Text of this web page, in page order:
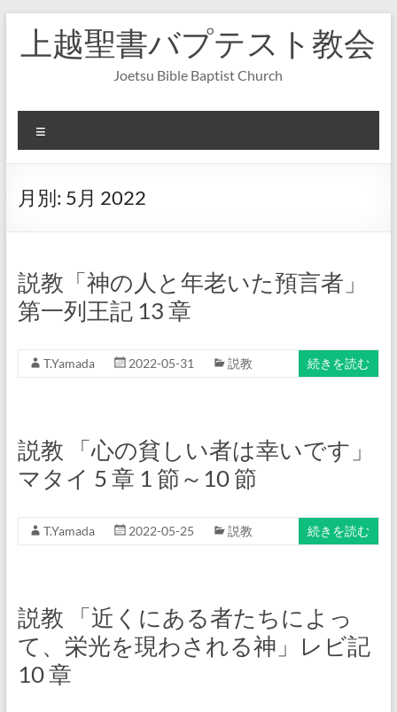
へ
上越聖書バプテスト教会
Joetsu Bible Baptist Church
ニ
ー
月別: 5月 2022
説教「神の人と年老いた預言者」
第一列王記 13 章
T.Yamada 2022-05-31 説教 続きを読む
説教 「心の貧しい者は幸いです」
マタイ 5 章 1 節～10 節
T.Yamada 2022-05-25 説教 続きを読む
説教 「近くにある者たちによっ
て、栄光を現わされる神」レビ記
10 章